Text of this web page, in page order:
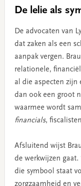
De lelie als
De advocaten van
dat zaken als een
aanpak vergen.
relationele,
al die aspecten zijn
dan ook een groot
waarmee wordt
financials,
Afsluitend wijst
de werkwijzen gaat.
die symbool staat
zorgzaamheid en